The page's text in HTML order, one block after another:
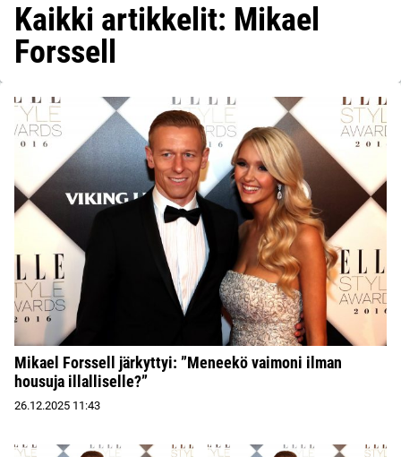
Kaikki artikkelit: Mikael
Forssell
Mikael Forssell järkyttyi: ”Meneekö vaimoni ilman
housuja illalliselle?”
26.12.2025 11:43